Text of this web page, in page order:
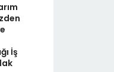
İş